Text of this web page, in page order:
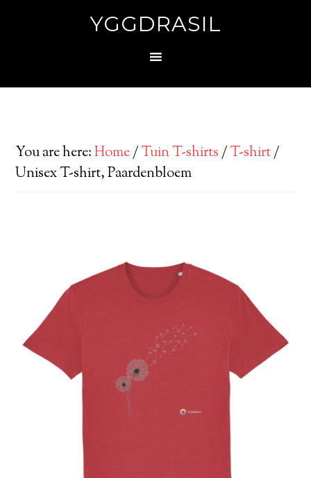
YGGDRASIL
You are here:Home/Tuin T-shirts/T-shirt/
Unisex T-shirt, Paardenbloem